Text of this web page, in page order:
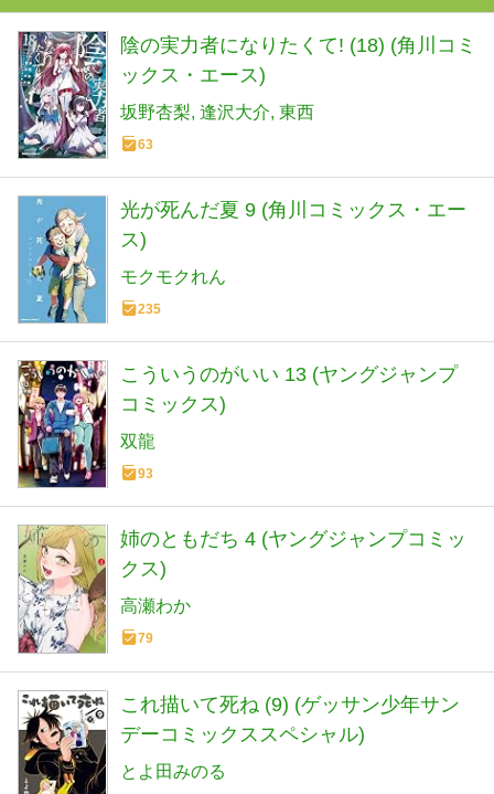
陰の実力者になりたくて! (18) (角川コミ
ックス・エース)
坂野杏梨 逢沢大介 東西
63
光が死んだ夏 9 (角川コミックス・エー
ス)
モクモクれん
235
こういうのがいい 13 (ヤングジャンプ
コミックス)
双龍
93
姉のともだち 4 (ヤングジャンプコミッ
クス)
高瀬わか
79
これ描いて死ね (9) (ゲッサン少年サン
デーコミックススペシャル)
とよ田みのる